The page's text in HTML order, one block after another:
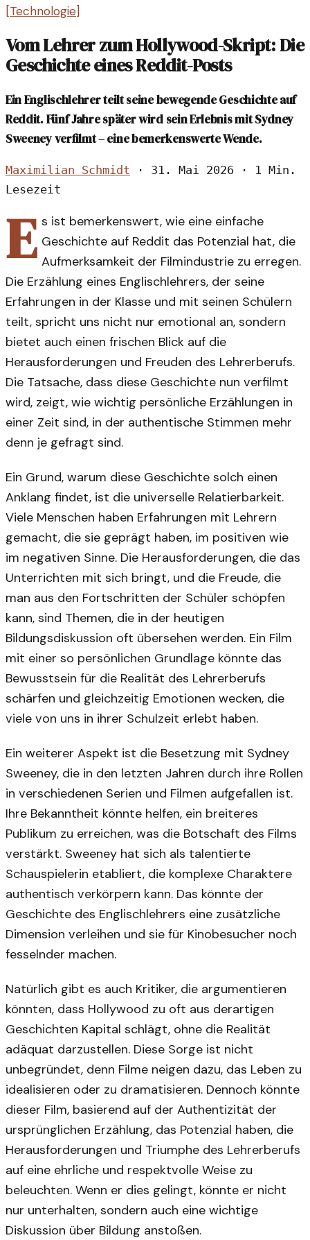
[Technologie]
Vom Lehrer zum Hollywood-Skript: Die
Geschichte eines Reddit-Posts
Ein Englischlehrer teilt seine bewegende Geschichte auf
Reddit. Fünf Jahre später wird sein Erlebnis mit Sydney
Sweeney verfilmt – eine bemerkenswerte Wende.
Maximilian Schmidt · 31. Mai 2026 · 1 Min.
Lesezeit
E s ist bemerkenswert, wie eine einfache
Geschichte auf Reddit das Potenzial hat, die
Aufmerksamkeit der Filmindustrie zu erregen.
Die Erzählung eines Englischlehrers, der seine
Erfahrungen in der Klasse und mit seinen Schülern
teilt, spricht uns nicht nur emotional an, sondern
bietet auch einen frischen Blick auf die
Herausforderungen und Freuden des Lehrerberufs.
Die Tatsache, dass diese Geschichte nun verfilmt
wird, zeigt, wie wichtig persönliche Erzählungen in
einer Zeit sind, in der authentische Stimmen mehr
denn je gefragt sind.
Ein Grund, warum diese Geschichte solch einen
Anklang findet, ist die universelle Relatierbarkeit.
Viele Menschen haben Erfahrungen mit Lehrern
gemacht, die sie geprägt haben, im positiven wie
im negativen Sinne. Die Herausforderungen, die das
Unterrichten mit sich bringt, und die Freude, die
man aus den Fortschritten der Schüler schöpfen
kann, sind Themen, die in der heutigen
Bildungsdiskussion oft übersehen werden. Ein Film
mit einer so persönlichen Grundlage könnte das
Bewusstsein für die Realität des Lehrerberufs
schärfen und gleichzeitig Emotionen wecken, die
viele von uns in ihrer Schulzeit erlebt haben.
Ein weiterer Aspekt ist die Besetzung mit Sydney
Sweeney, die in den letzten Jahren durch ihre Rollen
in verschiedenen Serien und Filmen aufgefallen ist.
Ihre Bekanntheit könnte helfen, ein breiteres
Publikum zu erreichen, was die Botschaft des Films
verstärkt. Sweeney hat sich als talentierte
Schauspielerin etabliert, die komplexe Charaktere
authentisch verkörpern kann. Das könnte der
Geschichte des Englischlehrers eine zusätzliche
Dimension verleihen und sie für Kinobesucher noch
fesselnder machen.
Natürlich gibt es auch Kritiker, die argumentieren
könnten, dass Hollywood zu oft aus derartigen
Geschichten Kapital schlägt, ohne die Realität
adäquat darzustellen. Diese Sorge ist nicht
unbegründet, denn Filme neigen dazu, das Leben zu
idealisieren oder zu dramatisieren. Dennoch könnte
dieser Film, basierend auf der Authentizität der
ursprünglichen Erzählung, das Potenzial haben, die
Herausforderungen und Triumphe des Lehrerberufs
auf eine ehrliche und respektvolle Weise zu
beleuchten. Wenn er dies gelingt, könnte er nicht
nur unterhalten, sondern auch eine wichtige
Diskussion über Bildung anstoßen.